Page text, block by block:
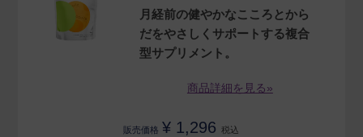
月経前の健やかなこころとから
だをやさしくサポートする複合
型サプリメント。
商品詳細を見る»
販売価格 ¥ 1,296 税込